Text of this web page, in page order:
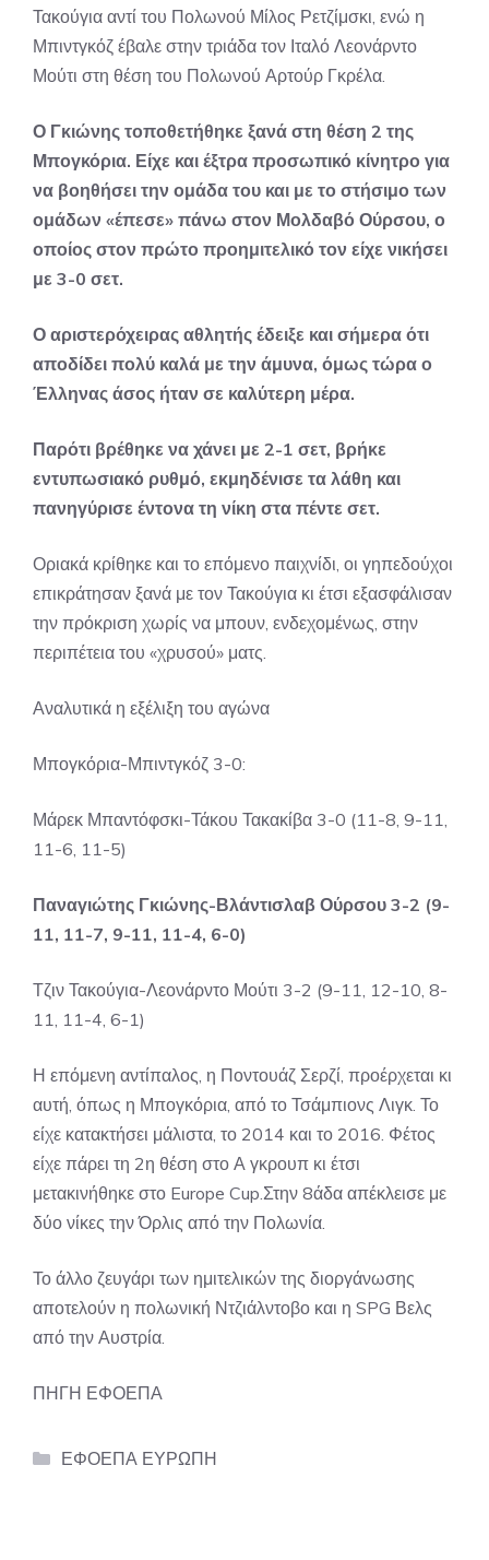
Τακούγια αντί του Πολωνού Μίλος Ρετζίμσκι, ενώ η
Μπιντγκόζ έβαλε στην τριάδα τον Ιταλό Λεονάρντο
Μούτι στη θέση του Πολωνού Αρτούρ Γκρέλα.
Ο Γκιώνης τοποθετήθηκε ξανά στη θέση 2 της
Μπογκόρια. Είχε και έξτρα προσωπικό κίνητρο για
να βοηθήσει την ομάδα του και με το στήσιμο των
ομάδων «έπεσε» πάνω στον Μολδαβό Ούρσου, ο
οποίος στον πρώτο προημιτελικό τον είχε νικήσει
με 3-0 σετ.
Ο αριστερόχειρας αθλητής έδειξε και σήμερα ότι
αποδίδει πολύ καλά με την άμυνα, όμως τώρα ο
Έλληνας άσος ήταν σε καλύτερη μέρα.
Παρότι βρέθηκε να χάνει με 2-1 σετ, βρήκε
εντυπωσιακό ρυθμό, εκμηδένισε τα λάθη και
πανηγύρισε έντονα τη νίκη στα πέντε σετ.
Οριακά κρίθηκε και το επόμενο παιχνίδι, οι γηπεδούχοι
επικράτησαν ξανά με τον Τακούγια κι έτσι εξασφάλισαν
την πρόκριση χωρίς να μπουν, ενδεχομένως, στην
περιπέτεια του «χρυσού» ματς.
Αναλυτικά η εξέλιξη του αγώνα
Μπογκόρια-Μπιντγκόζ 3-0:
Μάρεκ Μπαντόφσκι-Τάκου Τακακίβα 3-0 (11-8, 9-11,
11-6, 11-5)
Παναγιώτης Γκιώνης-Βλάντισλαβ Ούρσου 3-2 (9-
11, 11-7, 9-11, 11-4, 6-0)
Τζιν Τακούγια-Λεονάρντο Μούτι 3-2 (9-11, 12-10, 8-
11, 11-4, 6-1)
Η επόμενη αντίπαλος, η Ποντουάζ Σερζί, προέρχεται κι
αυτή, όπως η Μπογκόρια, από το Τσάμπιονς Λιγκ. Το
είχε κατακτήσει μάλιστα, το 2014 και το 2016. Φέτος
είχε πάρει τη 2η θέση στο Α γκρουπ κι έτσι
μετακινήθηκε στο Europe Cup.Στην 8άδα απέκλεισε με
δύο νίκες την Όρλις από την Πολωνία.
Το άλλο ζευγάρι των ημιτελικών της διοργάνωσης
αποτελούν η πολωνική Ντζιάλντοβο και η SPG Βελς
από την Αυστρία.
ΠΗΓΗ ΕΦΟΕΠΑ
Categories
ΕΦΟΕΠΑ ΕΥΡΩΠΗ